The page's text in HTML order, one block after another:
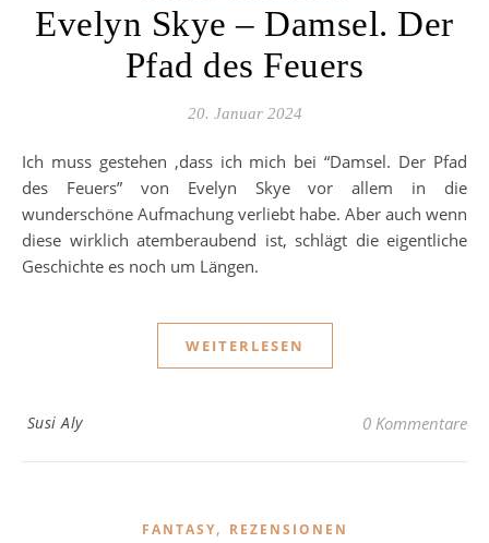
Evelyn Skye – Damsel. Der
Pfad des Feuers
20. Januar 2024
Ich muss gestehen ,dass ich mich bei “Damsel. Der Pfad
des Feuers” von Evelyn Skye vor allem in die
wunderschöne Aufmachung verliebt habe. Aber auch wenn
diese wirklich atemberaubend ist, schlägt die eigentliche
Geschichte es noch um Längen.
WEITERLESEN
Susi Aly 0 Kommentare
FANTASY, REZENSIONEN